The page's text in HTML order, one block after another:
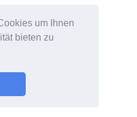
um Ihnen
bieten zu